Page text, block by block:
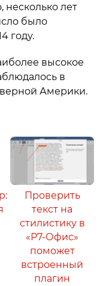
несколько лет
было
году.
высокое
в
Америки.
Проверить
текст на
стилистику в
«Р7-Офис»
поможет
встроенный
плагин